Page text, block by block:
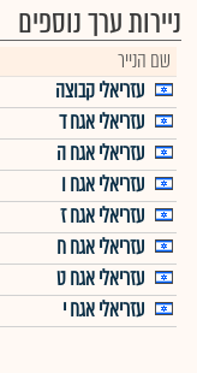
ניירות ערך נוספים
שם הנייר
עזריאלי קבוצה
עזריאלי אגח ד
עזריאלי אגח ה
עזריאלי אגח ו
עזריאלי אגח ז
עזריאלי אגח ח
עזריאלי אגח ט
עזריאלי אגח י